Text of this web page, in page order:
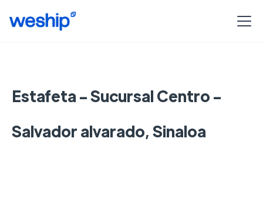
Estafeta - Sucursal Centro -
Salvador alvarado, Sinaloa